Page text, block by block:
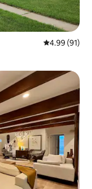
平均评分
4.99 (91)